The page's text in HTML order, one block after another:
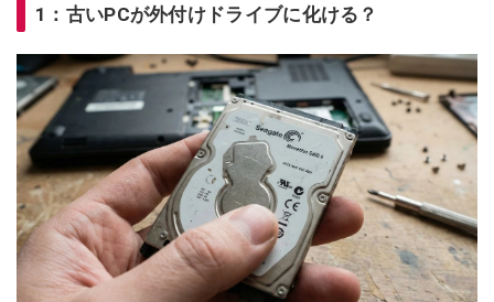
1：古いPCが外付けドライブに化ける？